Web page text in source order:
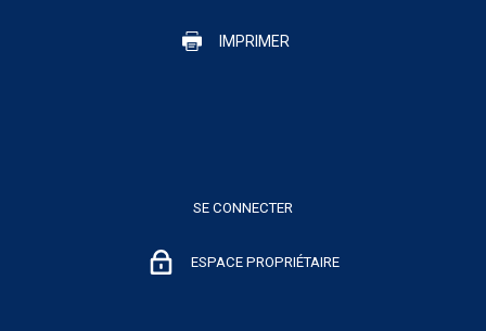
IMPRIMER
SE CONNECTER
ESPACE PROPRIÉTAIRE